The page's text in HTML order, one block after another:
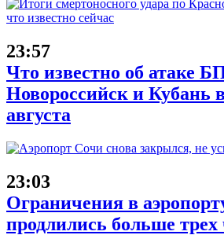
23:57
Что известно об атаке
Новороссийск и Кубань
августа
23:03
Ограничения в
продлились больше трех